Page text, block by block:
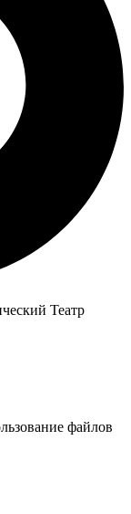
Театр
файлов